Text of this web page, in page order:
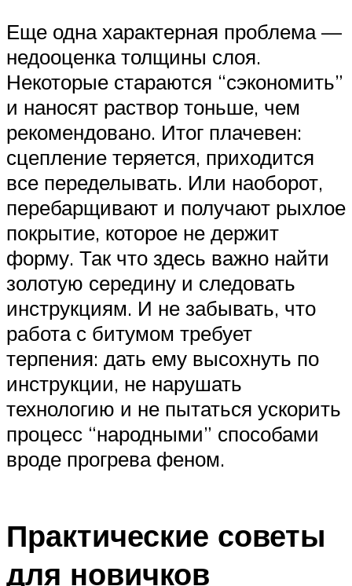
Еще одна характерная проблема —
недооценка толщины слоя.
Некоторые стараются “сэкономить”
и наносят раствор тоньше, чем
рекомендовано. Итог плачевен:
сцепление теряется, приходится
все переделывать. Или наоборот,
перебарщивают и получают рыхлое
покрытие, которое не держит
форму. Так что здесь важно найти
золотую середину и следовать
инструкциям. И не забывать, что
работа с битумом требует
терпения: дать ему высохнуть по
инструкции, не нарушать
технологию и не пытаться ускорить
процесс “народными” способами
вроде прогрева феном.
Практические советы
для новичков